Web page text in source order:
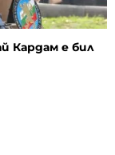
Кардам е бил